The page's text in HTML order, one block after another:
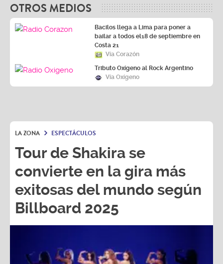
OTROS MEDIOS
Bacilos llega a Lima para poner a
bailar a todos el18 de septiembre en
Costa 21
Vía Corazón
Tributo Oxígeno al Rock Argentino
Vía Oxígeno
LA ZONA ESPECTÁCULOS
Tour de Shakira se
convierte en la gira más
exitosas del mundo según
Billboard 2025